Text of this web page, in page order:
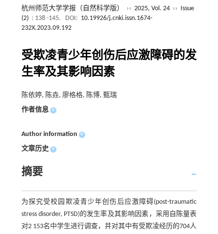
杭州师范大学学报（自然科学版） ›› 2025, Vol. 24 ›› Issue
(2) : 138 -145. DOI: 10.19926/j.cnki.issn.1674-
232X.2023.09.192
受欺凌青少年创伤后应激障碍的发
生率及其影响因素
陈依婷, 陈垚, 廖格格, 陈博, 甄瑞
作者信息 +
Author information +
文章历史 +
摘要
为探究受校园欺凌青少年创伤后应激障碍(post-traumatic
stress disorder, PTSD)的发生率及其影响因素，采用自陈量表
对2 153名中学生进行调查，并对其中有受欺凌经历的704人